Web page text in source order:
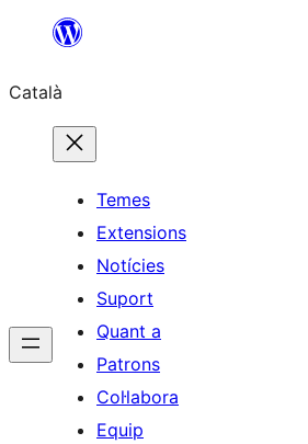
contingut
Català
Temes
Extensions
Notícies
Suport
Quant a
Patrons
Col·labora
Equip